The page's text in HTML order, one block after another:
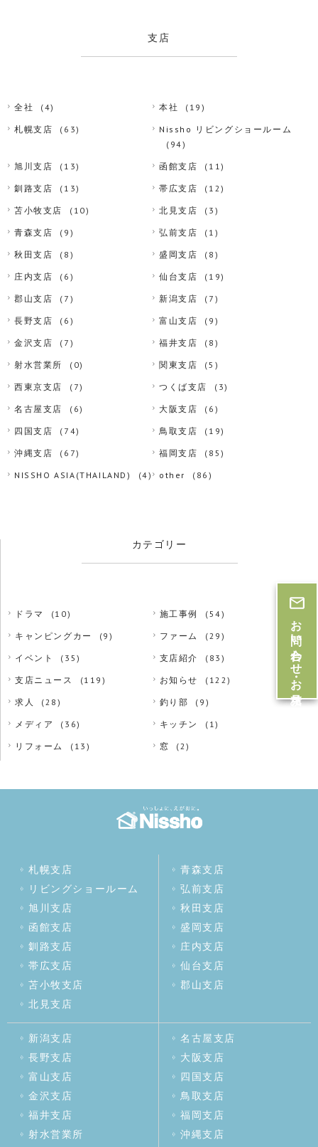
支店
全社 (4) 本社 (19)
札幌支店 (63)
Nissho リビングショールーム
(94)
旭川支店 (13) 函館支店 (11)
釧路支店 (13) 帯広支店 (12)
苫小牧支店 (10) 北見支店 (3)
青森支店 (9) 弘前支店 (1)
秋田支店 (8) 盛岡支店 (8)
庄内支店 (6) 仙台支店 (19)
郡山支店 (7) 新潟支店 (7)
長野支店 (6) 富山支店 (9)
金沢支店 (7) 福井支店 (8)
射水営業所 (0) 関東支店 (5)
西東京支店 (7) つくば支店 (3)
名古屋支店 (6) 大阪支店 (6)
四国支店 (74) 鳥取支店 (19)
沖縄支店 (67) 福岡支店 (85)
NISSHO ASIA(THAILAND) (4) other (86)
カテゴリー
ドラマ (10) 施工事例 (54)
キャンピングカー (9) ファーム (29)
イベント (35) 支店紹介 (83)
支店ニュース (119) お知らせ (122)
求人 (28) 釣り部 (9)
メディア (36) キッチン (1)
リフォーム (13) 窓 (2)
札幌支店
リビングショールーム
旭川支店
函館支店
釧路支店
帯広支店
苫小牧支店
北見支店
青森支店
弘前支店
秋田支店
盛岡支店
庄内支店
仙台支店
郡山支店
新潟支店
長野支店
富山支店
金沢支店
福井支店
射水営業所
名古屋支店
大阪支店
四国支店
鳥取支店
福岡支店
沖縄支店
お問い合わせ・お見積